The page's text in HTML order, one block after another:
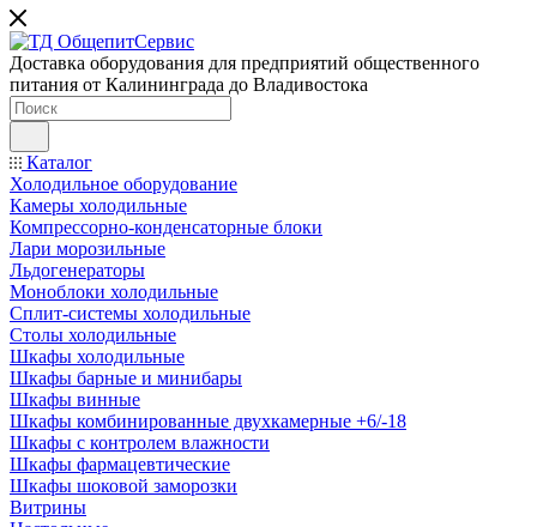
Доставка оборудования для предприятий общественного
питания от Калининграда до Владивостока
Каталог
Холодильное оборудование
Камеры холодильные
Компрессорно-конденсаторные блоки
Лари морозильные
Льдогенераторы
Моноблоки холодильные
Сплит-системы холодильные
Столы холодильные
Шкафы холодильные
Шкафы барные и минибары
Шкафы винные
Шкафы комбинированные двухкамерные +6/-18
Шкафы с контролем влажности
Шкафы фармацевтические
Шкафы шоковой заморозки
Витрины